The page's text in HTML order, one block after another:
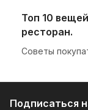
Топ 10
ресторан.
Советы
Подписаться